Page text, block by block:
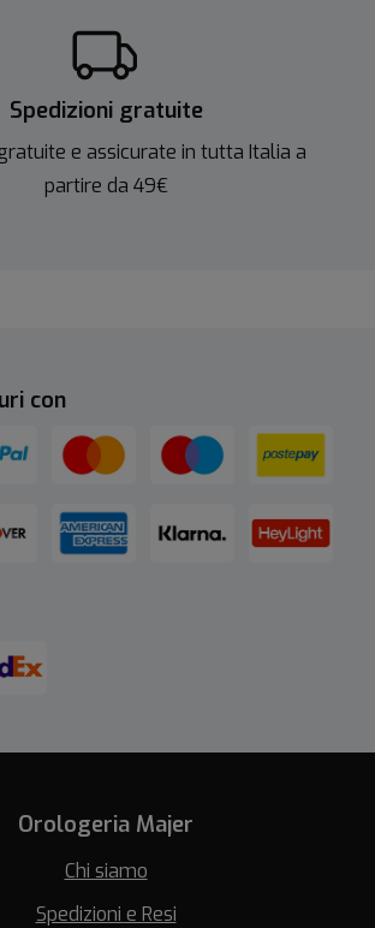
Spedizioni gratuite
e assicurate in tutta Italia a
partire da 49€
con
Orologeria Majer
Chi siamo
Spedizioni e Resi